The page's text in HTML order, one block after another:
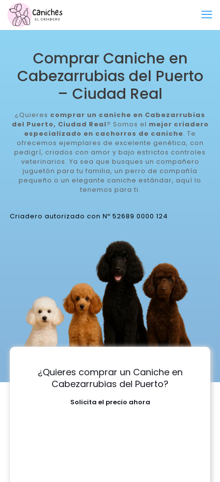
Comprar Caniche en
Cabezarrubias del Puerto
– Ciudad Real
¿Quieres comprar un caniche en Cabezarrubias
del Puerto, Ciudad Real? Somos el mejor criadero
especializado en cachorros de caniche. Te
ofrecemos ejemplares de excelente genética, con
pedigrí, criados con amor y bajo estrictos controles
veterinarios. Ya sea que busques un compañero
juguetón para tu familia, un perro de compañía
pequeño o un elegante caniche estándar, aquí lo
tenemos para ti.
Criadero autorizado con Nº 52689 0000 124
¿Quieres comprar un Caniche en
Cabezarrubias del Puerto?
Solicita el precio ahora